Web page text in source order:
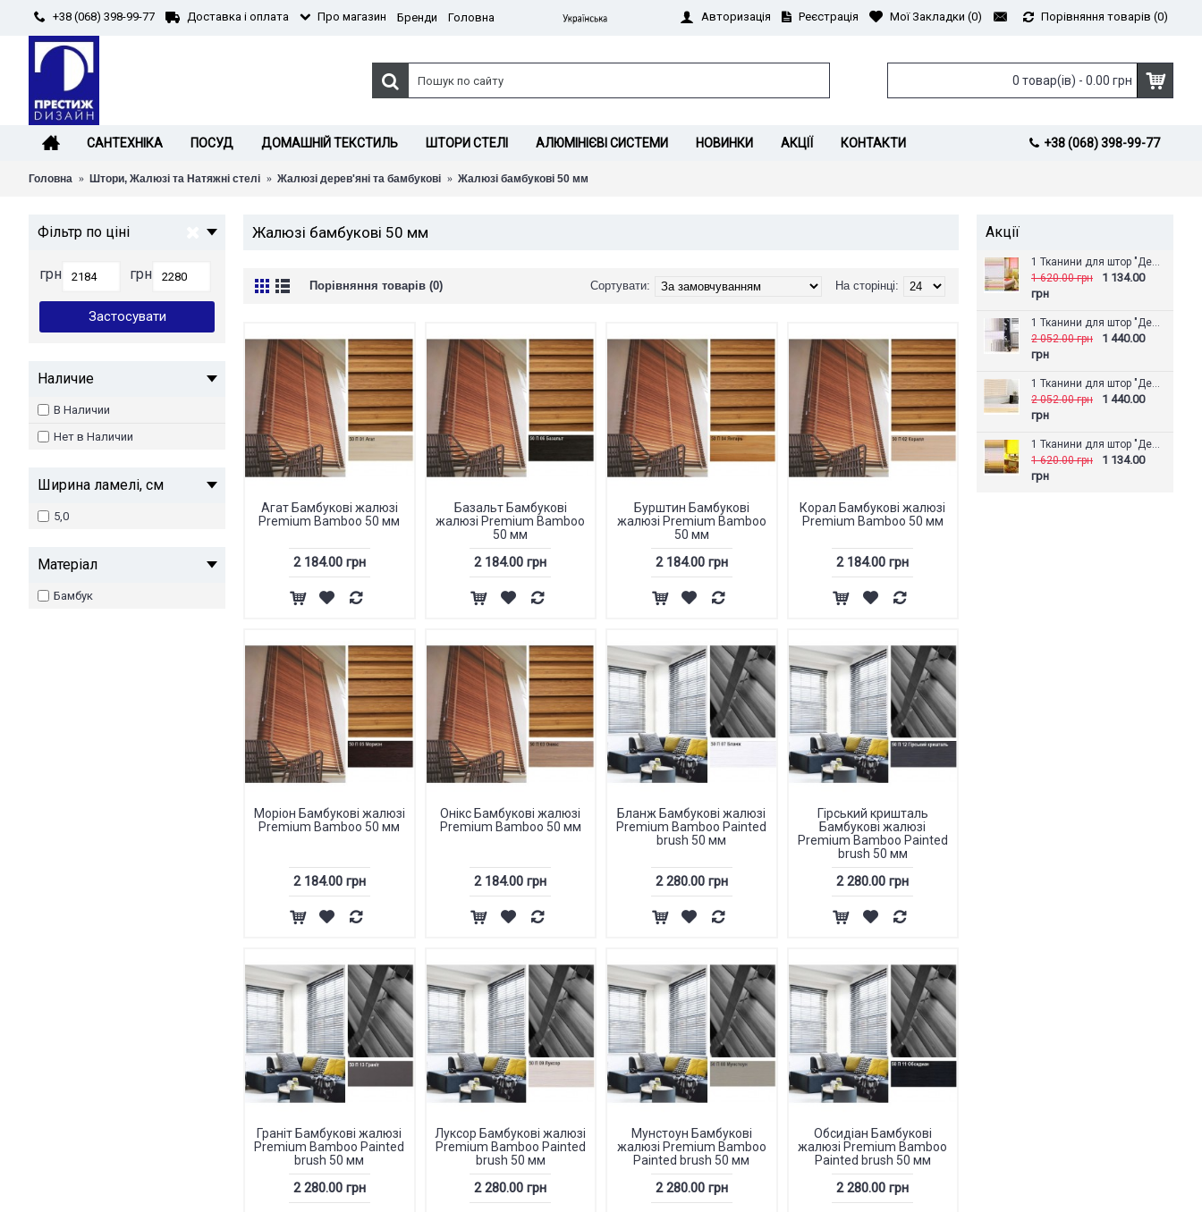
+38 (068) 398-99-77 Доставка і оплата Про магазин Бренди Головна Авторизація Реєстрація Мої Закладки (0) Порівняння товарів (0)
0 товар(ів) - 0.00 грн
САНТЕХНІКА ПОСУД ДОМАШНІЙ ТЕКСТИЛЬ ШТОРИ СТЕЛІ АЛЮМІНІЄВІ СИСТЕМИ НОВИНКИ АКЦІЇ КОНТАКТИ +38 (068) 398-99-77
Головна Штори, Жалюзі та Натяжні стелі Жалюзі дерев'яні та бамбукові Жалюзі бамбукові 50 мм
Фільтр по ціні
грн грн
Наличие
В Наличии
Нет в Наличии
Ширина ламелі, см
5,0
Матеріал
Бамбук
Акції
1 Тканини для штор "День-Ніч" Аврора
1 620.00 грн
1 134.00
грн
1 Тканини для штор "День-Ніч" Альпака
2 052.00 грн
1 440.00
грн
1 Тканини для штор "День-Ніч" Амазонка
2 052.00 грн
1 440.00
грн
1 Тканини для штор "День-Ніч" Артек
1 620.00 грн
1 134.00
грн
Жалюзі бамбукові 50 мм
Порівняння товарів (0) На сторінці:
Сортувати:
Агат Бамбукові жалюзі
Premium Bamboo 50 мм
2 184.00 грн
Базальт Бамбукові
жалюзі Premium Bamboo
50 мм
2 184.00 грн
Бурштин Бамбукові
жалюзі Premium Bamboo
50 мм
2 184.00 грн
Корал Бамбукові жалюзі
Premium Bamboo 50 мм
2 184.00 грн
Моріон Бамбукові жалюзі
Premium Bamboo 50 мм
2 184.00 грн
Онікс Бамбукові жалюзі
Premium Bamboo 50 мм
2 184.00 грн
Бланж Бамбукові жалюзі
Premium Bamboo Painted
brush 50 мм
2 280.00 грн
Гірський кришталь
Бамбукові жалюзі
Premium Bamboo Painted
brush 50 мм
2 280.00 грн
Граніт Бамбукові жалюзі
Premium Bamboo Painted
brush 50 мм
2 280.00 грн
Луксор Бамбукові жалюзі
Premium Bamboo Painted
brush 50 мм
2 280.00 грн
Мунстоун Бамбукові
жалюзі Premium Bamboo
Painted brush 50 мм
2 280.00 грн
Обсидіан Бамбукові
жалюзі Premium Bamboo
Painted brush 50 мм
2 280.00 грн